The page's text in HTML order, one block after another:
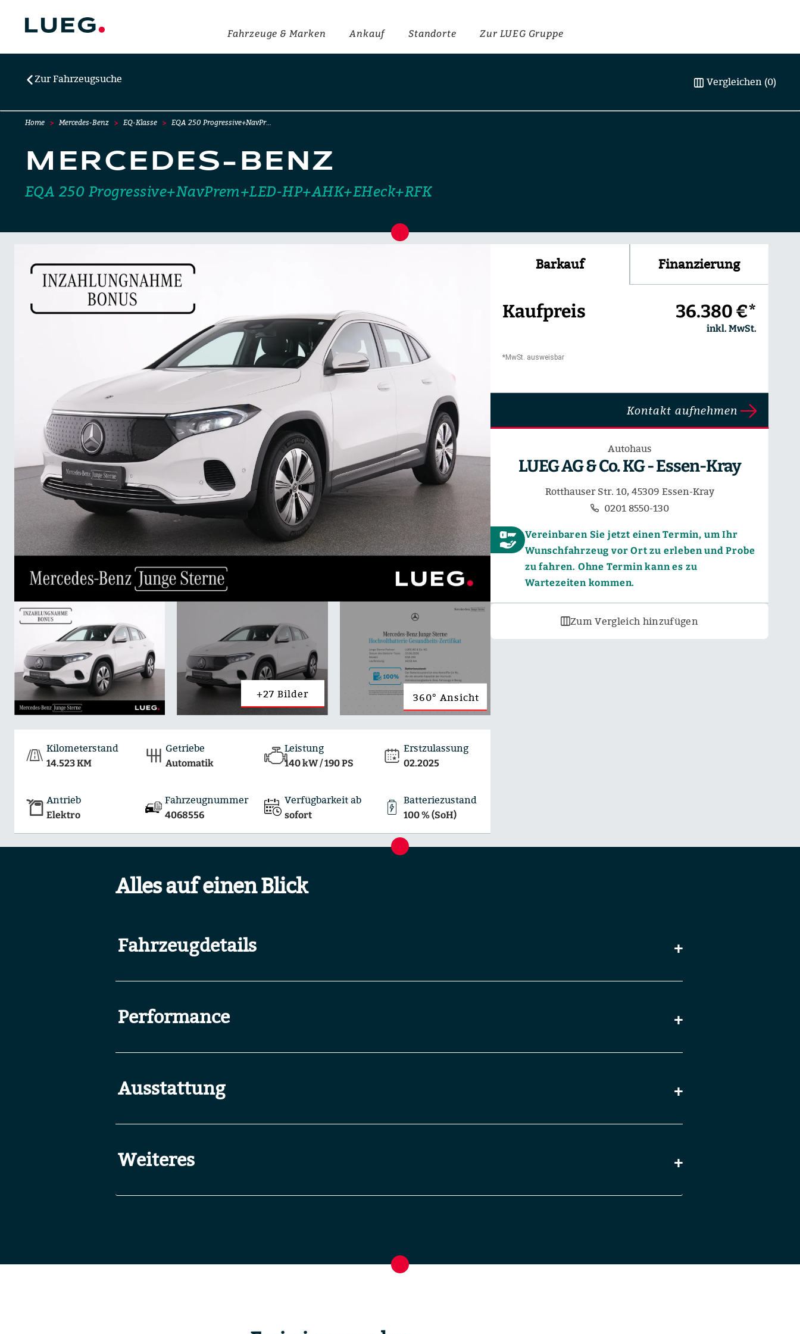
Fahrzeuge & Marken Ankauf Standorte Zur LUEG Gruppe
Zur Fahrzeugsuche Vergleichen (0)
Home Mercedes-Benz EQ-Klasse EQA 250 Progressive+NavPr…
MERCEDES-BENZ
EQA 250 Progressive+NavPrem+LED-HP+AHK+EHeck+RFK
+27 Bilder 360° Ansicht
Kilometerstand
14.523 KM
Getriebe
Automatik
Leistung
140 kW / 190 PS
Erstzulassung
02.2025
Antrieb
Elektro
Fahrzeugnummer
4068556
Verfügbarkeit ab
sofort
Batteriezustand
100 % (SoH)
Barkauf Finanzierung
Kaufpreis 36.380 €*
inkl. MwSt.
*MwSt. ausweisbar
Kontakt aufnehmen
Autohaus
LUEG AG & Co. KG - Essen-Kray
Rotthauser Str. 10, 45309 Essen-Kray
0201 8550-130
Vereinbaren Sie jetzt einen Termin, um Ihr
Wunschfahrzeug vor Ort zu erleben und Probe
zu fahren. Ohne Termin kann es zu
Wartezeiten kommen.
Zum Vergleich hinzufügen
Alles auf einen Blick
Fahrzeugdetails
Performance
Ausstattung
Weiteres